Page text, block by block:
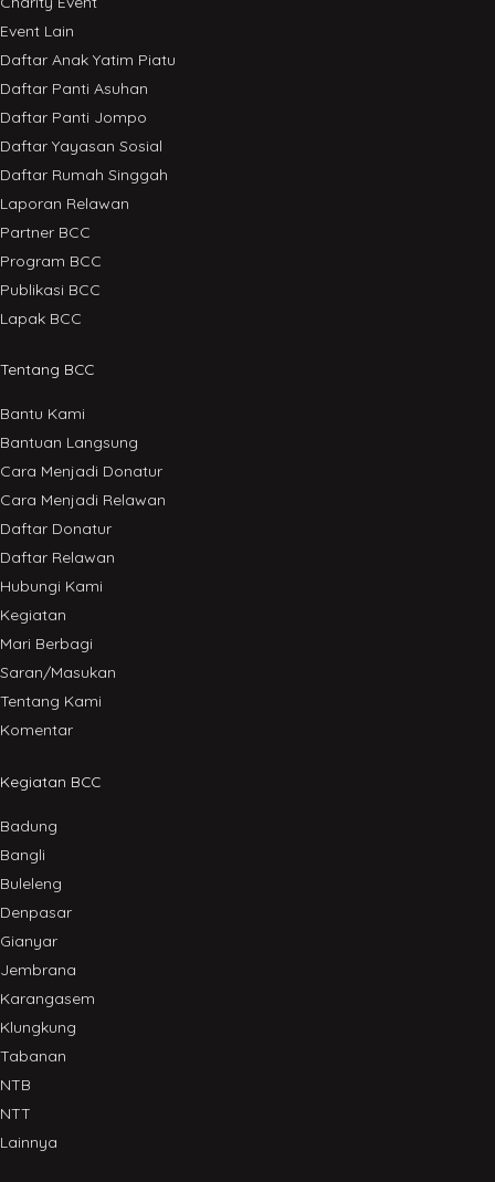
Event Lain
Daftar Anak Yatim Piatu
Daftar Panti Asuhan
Daftar Panti Jompo
Daftar Yayasan Sosial
Daftar Rumah Singgah
Laporan Relawan
Partner BCC
Program BCC
Publikasi BCC
Lapak BCC
Tentang BCC
Bantu Kami
Bantuan Langsung
Cara Menjadi Donatur
Cara Menjadi Relawan
Daftar Donatur
Daftar Relawan
Hubungi Kami
Kegiatan
Mari Berbagi
Saran/Masukan
Tentang Kami
Komentar
Kegiatan BCC
Badung
Bangli
Buleleng
Denpasar
Gianyar
Jembrana
Karangasem
Klungkung
Tabanan
NTB
NTT
Lainnya